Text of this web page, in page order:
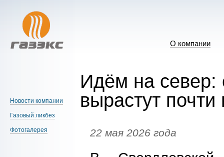
О компании
Идём на
вырастут
22 мая 2026 года
Новости компании
Газовый ликбез
Фотогалерея